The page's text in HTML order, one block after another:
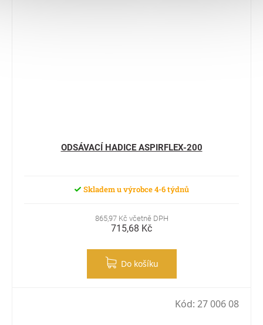
ODSÁVACÍ HADICE ASPIRFLEX-200
Skladem u výrobce 4-6 týdnů
865,97 Kč včetně DPH
715,68 Kč
Do košíku
Kód: 27 006 08